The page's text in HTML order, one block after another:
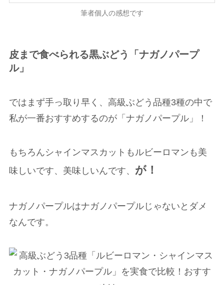
筆者個人の感想です
皮まで食べられる黒ぶどう「ナガノパープ
ル」
ではまず手っ取り早く、高級ぶどう品種3種の中で
私が一番おすすめするのが「ナガノパープル」！
もちろんシャインマスカットもルビーロマンも美
味しいです、美味しいんです、 が！
ナガノパープルはナガノパープルじゃないとダメ
なんです。